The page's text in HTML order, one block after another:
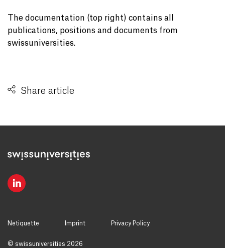
The documentation (top right) contains all
publications, positions and documents from
swissuniversities.
Share article
Netiquette Imprint Privacy Policy
© swissuniversities 2026